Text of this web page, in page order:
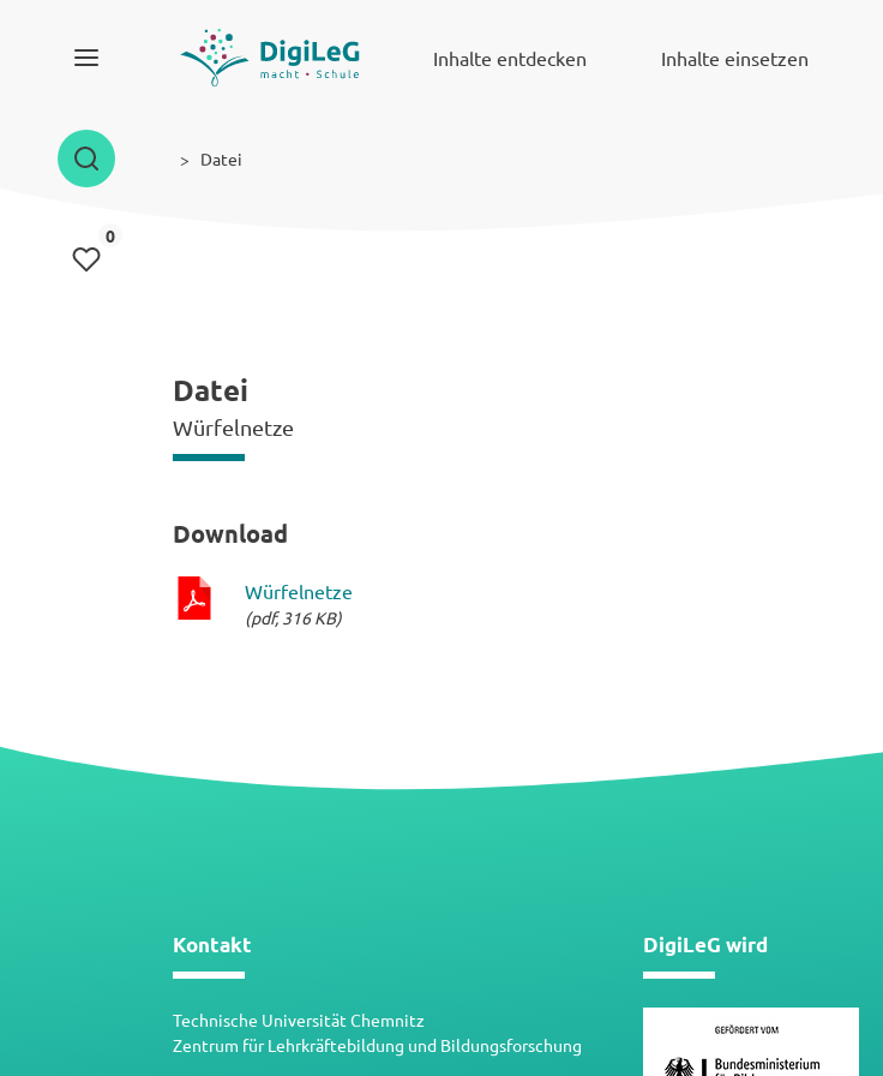
Inhalte entdecken Inhalte einsetzen
0Inhalte gemerkt
Datei
Datei
Würfelnetze
Download
Würfelnetze
(pdf, 316 KB)
Kontakt
Technische Universität Chemnitz
Zentrum für Lehrkräftebildung und Bildungsforschung
DigiLeG wird